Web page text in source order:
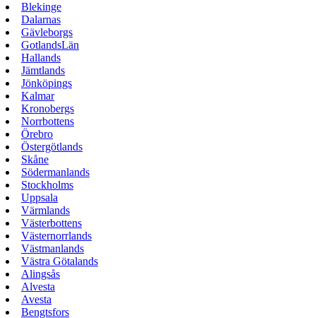
Blekinge
Dalarnas
Gävleborgs
GotlandsLän
Hallands
Jämtlands
Jönköpings
Kalmar
Kronobergs
Norrbottens
Örebro
Östergötlands
Skåne
Södermanlands
Stockholms
Uppsala
Värmlands
Västerbottens
Västernorrlands
Västmanlands
Västra Götalands
Alingsås
Alvesta
Avesta
Bengtsfors